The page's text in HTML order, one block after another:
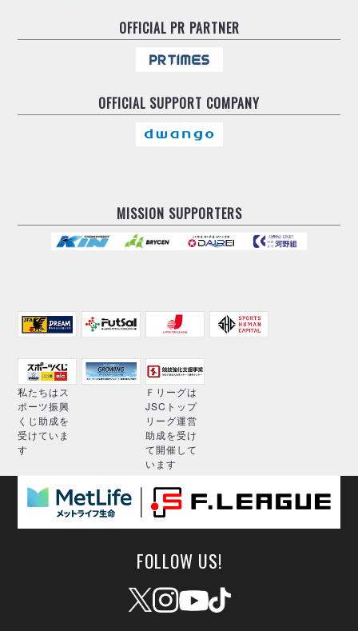
OFFICIALPR PARTNER
OFFICIAL SUPPORT COMPANY
MISSION SUPPORTERS
私たちはス
ポーツ振興
くじ助成を
受けていま
す
Ｆリーグは
JSCトップ
リーグ運営
助成を受け
て開催して
います
FOLLOW US!